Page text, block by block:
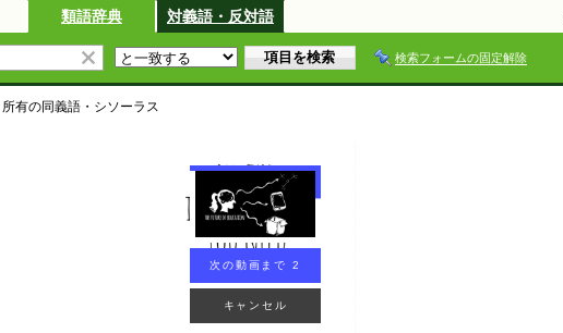
類語辞典 対義語・反対語
検索フォームの固定解除
所有の同義語・シソーラス
次の動画まで 2
キャンセル